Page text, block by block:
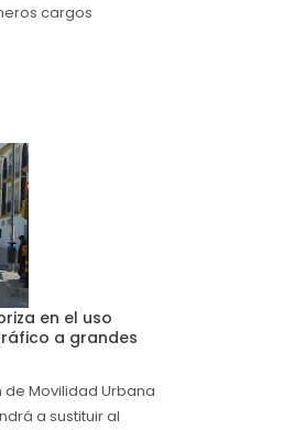
cargos
en el uso
a grandes
Movilidad Urbana
a sustituir al